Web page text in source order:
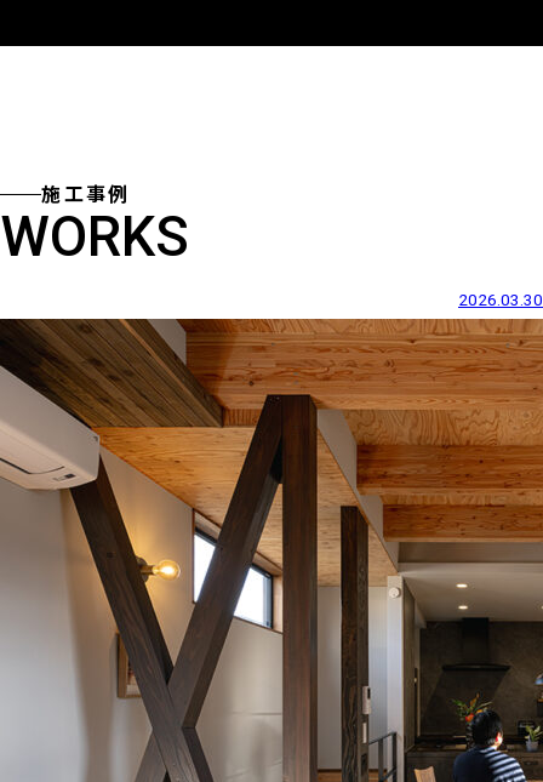
施工事例
WORKS
2026.03.30